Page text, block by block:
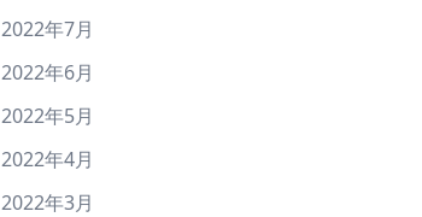
2022年7月
2022年6月
2022年5月
2022年4月
2022年3月